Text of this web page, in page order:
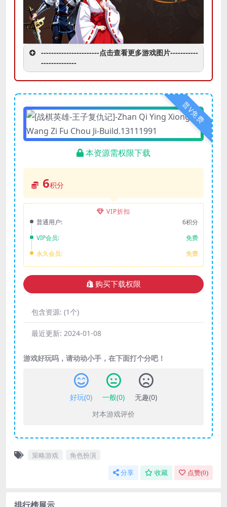
-----------------------点击查看更多游戏图片-----------
--------------
普V免费
本资源需权限下载
6积分
VIP折扣
普通用户:
6积分
VIP会员:
免费
永久会员:
免费
购买下载权限
包含资源: (1个)
最近更新: 2024-01-08
游戏好玩吗，请动动小手，在下面打个分吧！
好玩(0) 一般(0) 无趣(0)
对本游戏评价
策略游戏 角色扮演
分享 收藏 点赞(0)